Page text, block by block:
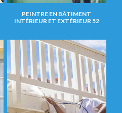
PEINTRE EN BÂTIMENT
INTÉRIEUR ET EXTÉRIEUR 52